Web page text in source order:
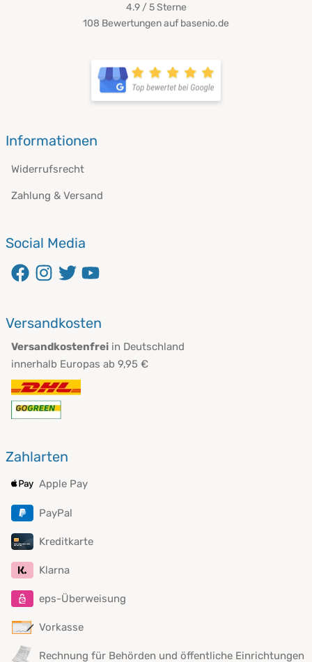
4.9 / 5Sterne
108 Bewertungen auf basenio.de
Informationen
Widerrufsrecht
Zahlung & Versand
Social Media
Versandkosten
Versandkostenfrei in Deutschland
innerhalb Europas ab 9,95 €
Zahlarten
Apple Pay
PayPal
Kreditkarte
Klarna
eps-Überweisung
Vorkasse
Rechnung für Behörden und öffentliche Einrichtungen